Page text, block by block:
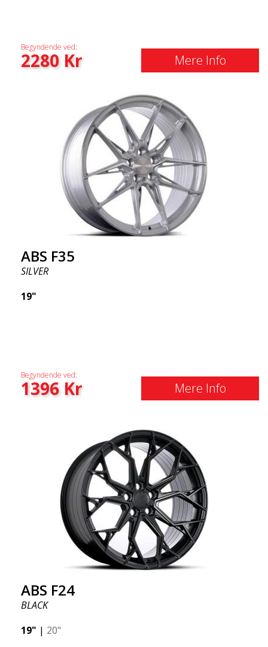
Begyndende ved:
2280Kr Mere Info
ABS F35
SILVER
19"
Begyndende ved:
1396Kr Mere Info
ABS F24
BLACK
19" | 20"